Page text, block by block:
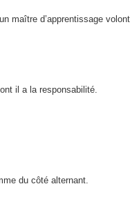
maître d’apprentissage
il a la responsabilité.
du côté alternant.